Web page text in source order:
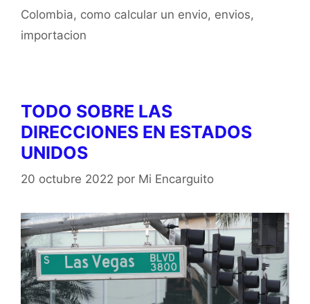
Colombia, como calcular un envio, envios,
importacion
TODO SOBRE LAS
DIRECCIONES EN ESTADOS
UNIDOS
20 octubre 2022 por Mi Encarguito